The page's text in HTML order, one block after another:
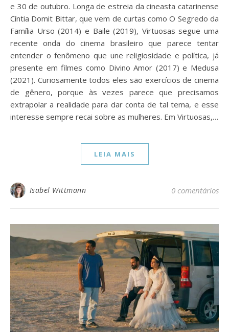
e 30 de outubro. Longa de estreia da cineasta catarinense
Cíntia Domit Bittar, que vem de curtas como O Segredo da
Família Urso (2014) e Baile (2019), Virtuosas segue uma
recente onda do cinema brasileiro que parece tentar
entender o fenômeno que une religiosidade e política, já
presente em filmes como Divino Amor (2017) e Medusa
(2021). Curiosamente todos eles são exercícios de cinema
de gênero, porque às vezes parece que precisamos
extrapolar a realidade para dar conta de tal tema, e esse
interesse sempre recai sobre as mulheres. Em Virtuosas,…
LEIA MAIS
Isabel Wittmann 0 comentários